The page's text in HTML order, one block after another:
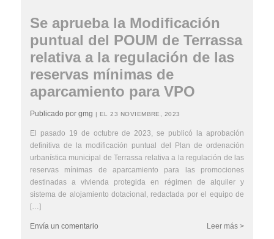
Se aprueba la Modificación
puntual del POUM de Terrassa
relativa a la regulación de las
reservas mínimas de
aparcamiento para VPO
Publicado por gmg | EL 23 NOVIEMBRE, 2023
El pasado 19 de octubre de 2023, se publicó la aprobación
definitiva de la modificación puntual del Plan de ordenación
urbanística municipal de Terrassa relativa a la regulación de las
reservas mínimas de aparcamiento para las promociones
destinadas a vivienda protegida en régimen de alquiler y
sistema de alojamiento dotacional, redactada por el equipo de
[…]
Leer más >
Envía un comentario